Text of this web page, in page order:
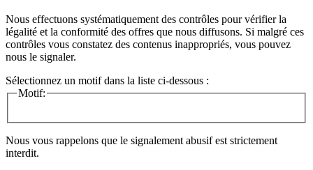
Nous effectuons systématiquement des contrôles pour vérifier la
légalité et la conformité des offres que nous diffusons. Si malgré ces
contrôles vous constatez des contenus inappropriés, vous pouvez
nous le signaler.
Sélectionnez un motif dans la liste ci-dessous :
Motif:
Nous vous rappelons que le signalement abusif est strictement
interdit.